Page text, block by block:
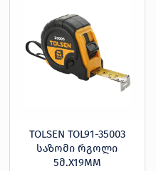
TOLSEN TOL91-35003
საზომი რგოლი
5მ.X19MM